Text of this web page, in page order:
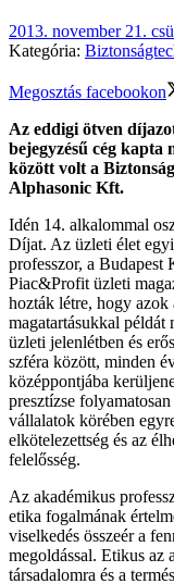
2013. november 21.
Kategória:
Megosztás facebookon
Az eddigi ötven
bejegyzésű cég
között volt a
Alphasonic Kft.
Idén 14. alkalommal
Díjat. Az üzleti élet
professzor, a Budapest
Piac&Profit üzleti
hozták létre, hogy
magatartásukkal példát
üzleti jelenlétben és
szféra között, minden
középpontjába
presztízse
vállalatok körében
elkötelezettség és az
felelősség.
Az akadémikus
etika fogalmának
viselkedés összeér a
megoldással. Etikus az
társadalomra és a